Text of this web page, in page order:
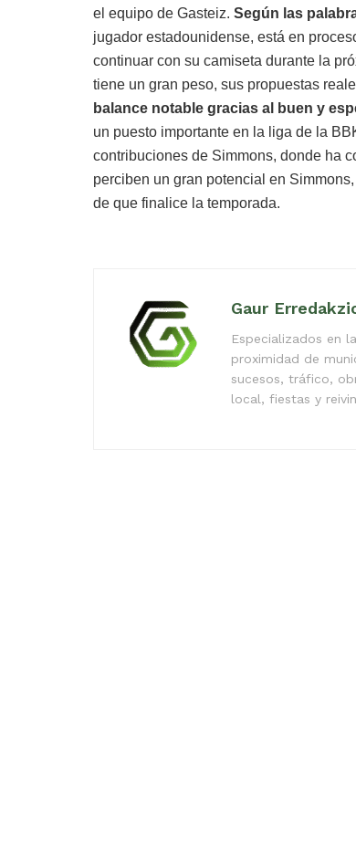
el equipo de Gasteiz. Según las
jugador estadounidense, está en
continuar con su camiseta durante la
tiene un gran peso, sus propuestas
balance notable gracias al buen y
un puesto importante en la liga de la
contribuciones de Simmons, donde ha
perciben un gran potencial en
de que finalice la temporada.
Gaur
Especializados en
proximidad de
sucesos, tráfico,
local, fiestas y